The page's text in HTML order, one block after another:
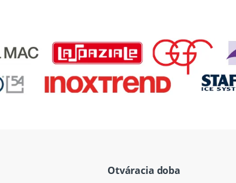
Otváracia doba